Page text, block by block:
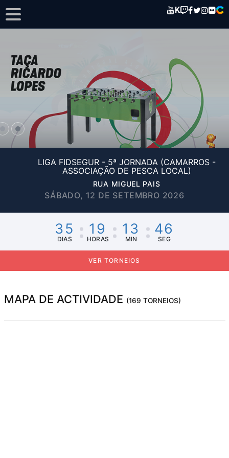
K
LIGA FIDSEGUR - 5ª JORNADA (CAMARROS -
ASSOCIAÇÃO DE PESCA LOCAL)
RUA MIGUEL PAIS
SÁBADO, 12 DE SETEMBRO 2026
35
DIAS
19
HORAS
13
MIN
46
SEG
VER TORNEIOS
MAPA DE ACTIVIDADE (169 TORNEIOS)